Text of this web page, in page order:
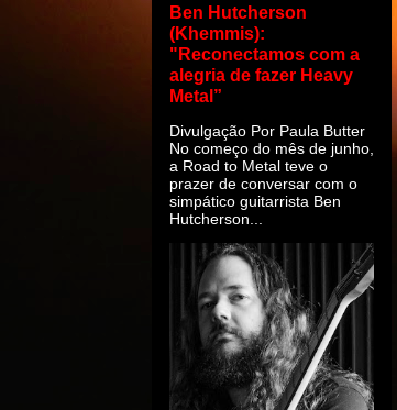
Ben Hutcherson
(Khemmis):
"Reconectamos com a
alegria de fazer Heavy
Metal”
Divulgação Por Paula Butter
No começo do mês de junho,
a Road to Metal teve o
prazer de conversar com o
simpático guitarrista Ben
Hutcherson...